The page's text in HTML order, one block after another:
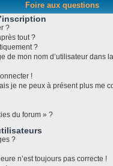
Foire aux questions
?
tout ?
?
de mon nom d’utilisateur dans
!
je ne peux à présent plus me
du forum » ?
?
n’est toujours pas correcte !